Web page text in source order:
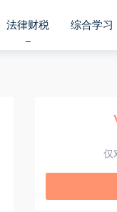
法律财税 综合学习
仅